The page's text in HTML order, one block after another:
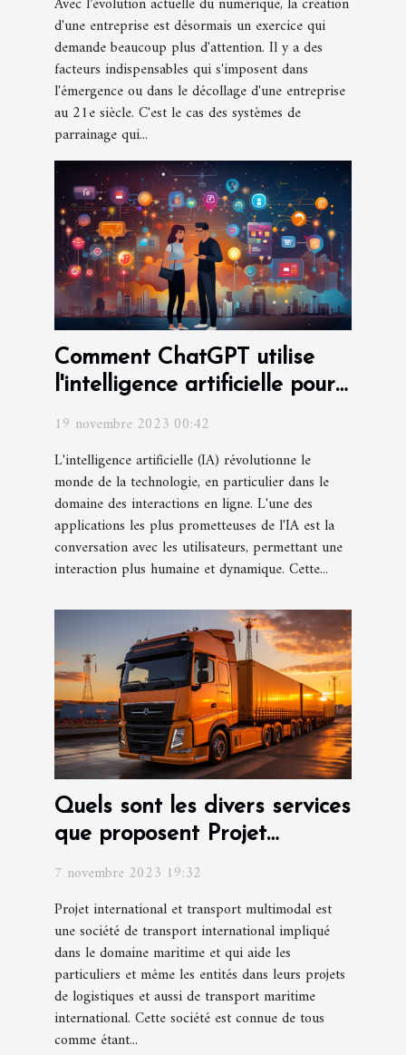
d'une entreprise est désormais un exercice qui
demande beaucoup plus d'attention. Il y a des
facteurs indispensables qui s'imposent dans
l'émergence ou dans le décollage d'une entreprise
au 21e siècle. C'est le cas des systèmes de
parrainage qui...
Comment ChatGPT utilise
l'intelligence artificielle pour
19 novembre 2023 00:42
L'intelligence artificielle (IA) révolutionne le
monde de la technologie, en particulier dans le
domaine des interactions en ligne. L'une des
applications les plus prometteuses de l'IA est la
conversation avec les utilisateurs, permettant une
interaction plus humaine et dynamique. Cette...
Quels sont les divers services
que proposent Projet
international et transport
7 novembre 2023 19:32
Projet international et transport multimodal est
une société de transport international impliqué
dans le domaine maritime et qui aide les
particuliers et même les entités dans leurs projets
de logistiques et aussi de transport maritime
international. Cette société est connue de tous
comme étant...